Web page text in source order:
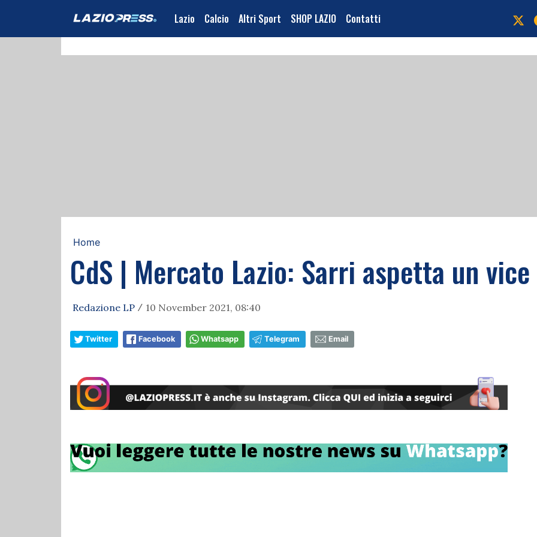
Lazio Calcio Altri Sport SHOP LAZIO Contatti
Home
CdS | Mercato Lazio: Sarri aspetta un
Redazione LP / 10 November 2021, 08:40
Twitter Facebook Whatsapp Telegram Email